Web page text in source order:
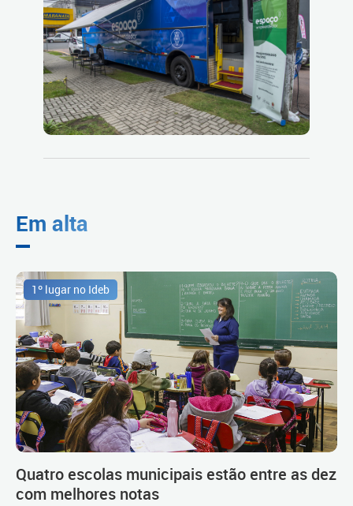
Em alta
1º lugar no Ideb
Quatro escolas municipais estão entre as dez
com melhores notas